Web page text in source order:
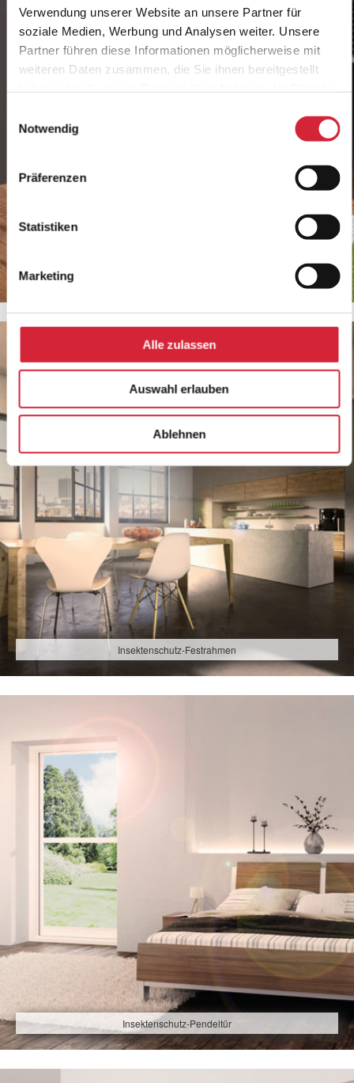
Verwendung unserer Website an unsere Partner für
soziale Medien, Werbung und Analysen weiter. Unsere
Partner führen diese Informationen möglicherweise mit
weiteren Daten zusammen, die Sie ihnen bereitgestellt
Notwendig
Präferenzen
Statistiken
Marketing
Alle zulassen
Auswahl erlauben
Ablehnen
Insektenschutz-Festrahmen
Insektenschutz-Pendeltür